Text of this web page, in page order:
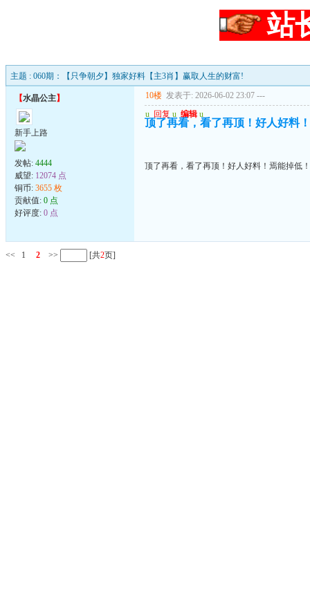
站
主题 : 060期：【只争朝夕】独家好料【主3肖】赢取人生的财富!
【水晶公主】
新手上路
发帖: 4444
威望: 12074 点
铜币: 3655 枚
贡献值: 0 点
好评度: 0 点
10楼 发表于: 2026-06-02 23:07 ---
u 回复 u 编辑 u
顶了再看，看了再顶！好人好料
顶了再看，看了再顶！好人好料！焉能掉低！
<< 1 2 >> [共2页]